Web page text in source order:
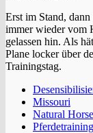
Erst im Stand,
immer wieder vom
gelassen hin. Als
Plane locker über
Trainingstag.
Missouri
Natural
Pferdetraining